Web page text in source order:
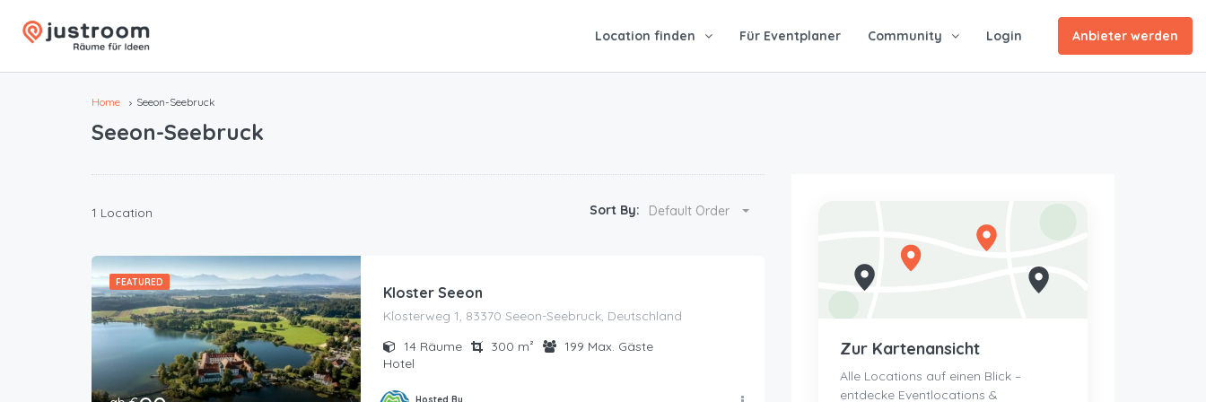
Location finden Für Eventplaner Community Login Anbieter werden
Home Seeon-Seebruck
Seeon-Seebruck
1 Location Sort By: Default Order
FEATURED
Kloster Seeon
Klosterweg 1, 83370 Seeon-Seebruck, Deutschland
14 Räume 300 m² 199 Max. Gäste
Hotel
Zur Kartenansicht
Alle Locations auf einen Blick –
entdecke Eventlocations &